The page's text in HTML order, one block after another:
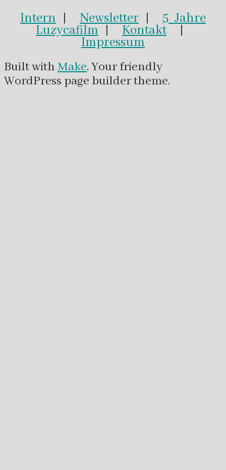
Intern Newsletter 5 Jahre
Luzycafilm Kontakt|
Impressum
Built with Make. Your friendly
WordPress page builder theme.